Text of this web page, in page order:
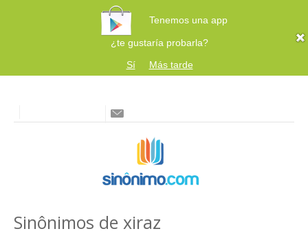
Tenemos una app
¿te gustaría probarla?
Sí
Más tarde
Sinônimos de xiraz